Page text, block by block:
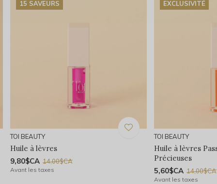
15 SAVEURS
TOI BEAUTY
Huile à lèvres
9,80$CA 14,00$CA
Avant les taxes
EXCLUSIVITÉ
TOI BEAUTY
Huile à lèvres
Précieuses
5,60$CA 14,00$CA
Avant les taxes